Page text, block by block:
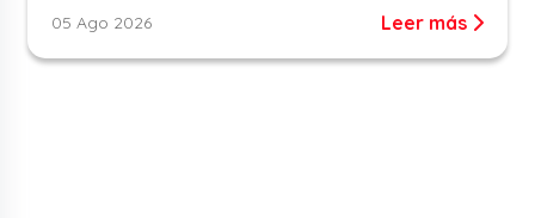
05 Ago 2026 Leer más